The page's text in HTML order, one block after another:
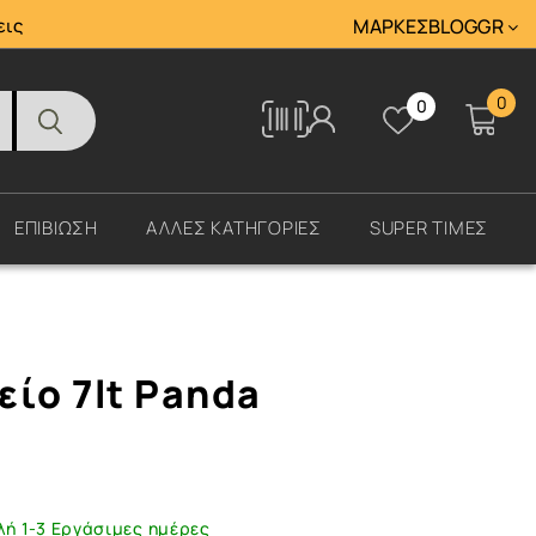
Tracking ΜΆΡΚΕΣBLOGGR
Tracking 0 0
ΕΠΙΒΙΩΣΗ ΑΛΛΕΣ ΚΑΤΗΓΟΡΙΕΣ SUPER ΤΙΜΕΣ
7lt Panda
1-3 Εργάσιμες ημέρες